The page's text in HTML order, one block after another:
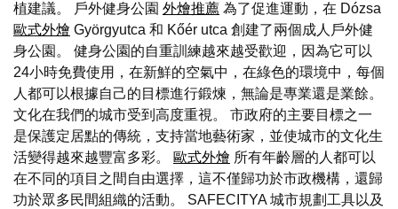
植建議。 戶外健身公園 外燴推薦 為了促進運動，在 Dózsa
歐式外燴 Györgyutca 和 Kőér utca 創建了兩個成人戶外健
身公園。 健身公園的自重訓練越來越受歡迎，因為它可以
24小時免費使用，在新鮮的空氣中，在綠色的環境中，每個
人都可以根據自己的目標進行鍛煉，無論是專業還是業餘。
文化在我們的城市受到高度重視。 市政府的主要目標之一
是保護定居點的傳統，支持當地藝術家，並使城市的文化生
活變得越來越豐富多彩。
歐式外燴 所有年齡層的人都可以
在不同的項目之間自由選擇，這不僅歸功於市政機構，還歸
功於眾多民間組織的活動。 SAFECITYA 城市規劃工具以及